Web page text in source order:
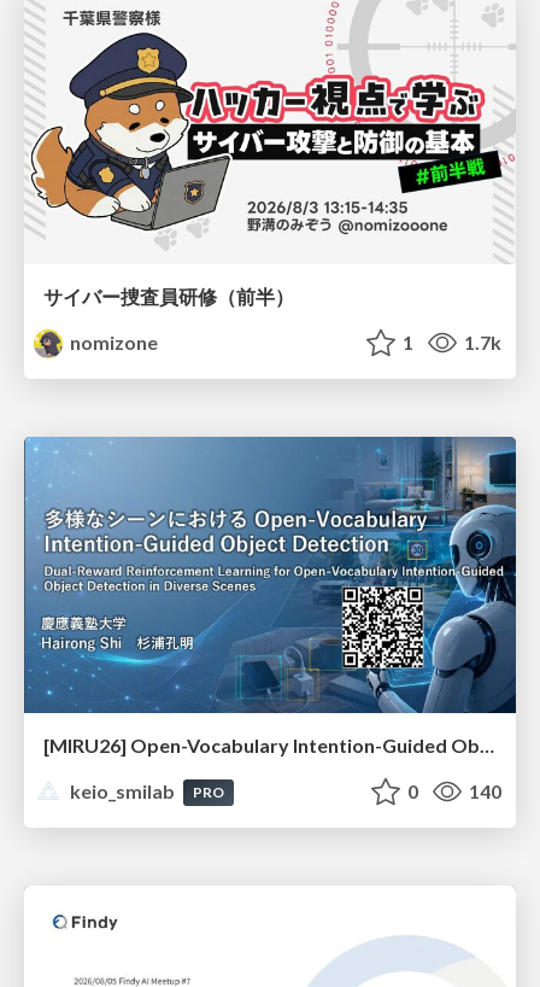
サイバー捜査員研修（前半）
nomizone
1 1.7k
[MIRU26] Open-Vocabulary Intention-Guided Object Detection in Diverse Scenes
keio_smilab
PRO 0 140